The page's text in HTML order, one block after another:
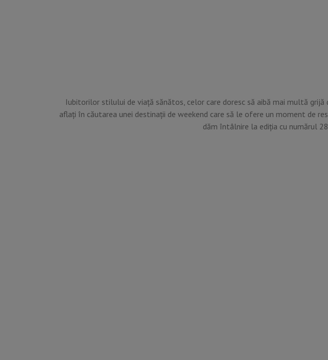
Iubitorilor stilului de viață sănătos, celor care doresc să aibă mai multă
aflați în căutarea unei destinații de weekend care să le ofere un moment
dăm întâlnire la ediția cu numărul